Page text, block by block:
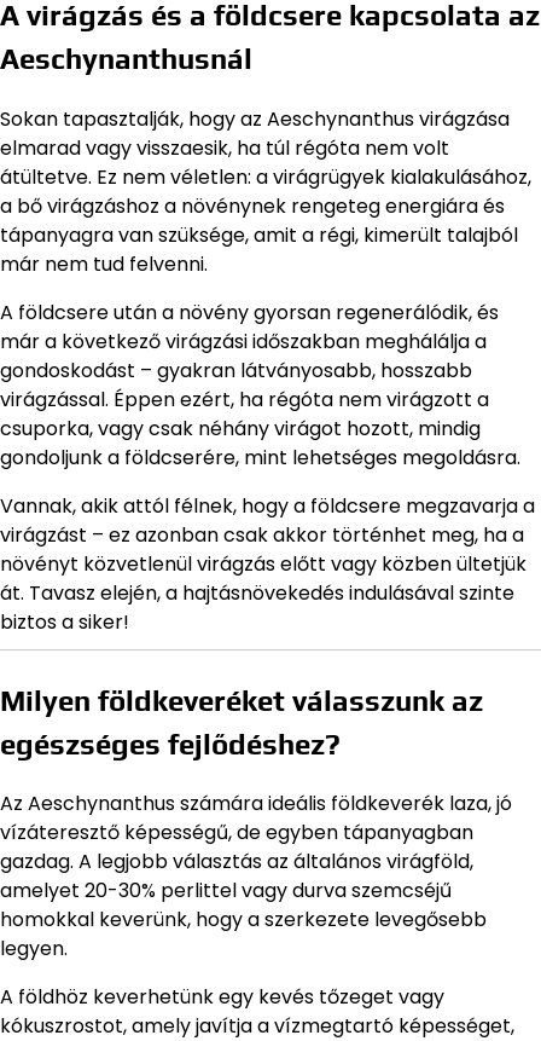
A virágzás és a földcsere kapcsolata az
Aeschynanthusnál
Sokan tapasztalják, hogy az Aeschynanthus virágzása
elmarad vagy visszaesik, ha túl régóta nem volt
átültetve. Ez nem véletlen: a virágrügyek kialakulásához,
a bő virágzáshoz a növénynek rengeteg energiára és
tápanyagra van szüksége, amit a régi, kimerült talajból
már nem tud felvenni.
A földcsere után a növény gyorsan regenerálódik, és
már a következő virágzási időszakban meghálálja a
gondoskodást – gyakran látványosabb, hosszabb
virágzással. Éppen ezért, ha régóta nem virágzott a
csuporka, vagy csak néhány virágot hozott, mindig
gondoljunk a földcserére, mint lehetséges megoldásra.
Vannak, akik attól félnek, hogy a földcsere megzavarja a
virágzást – ez azonban csak akkor történhet meg, ha a
növényt közvetlenül virágzás előtt vagy közben ültetjük
át. Tavasz elején, a hajtásnövekedés indulásával szinte
biztos a siker!
Milyen földkeveréket válasszunk az
egészséges fejlődéshez?
Az Aeschynanthus számára ideális földkeverék laza, jó
vízáteresztő képességű, de egyben tápanyagban
gazdag. A legjobb választás az általános virágföld,
amelyet 20-30% perlittel vagy durva szemcséjű
homokkal keverünk, hogy a szerkezete levegősebb
legyen.
A földhöz keverhetünk egy kevés tőzeget vagy
kókuszrostot, amely javítja a vízmegtartó képességet,